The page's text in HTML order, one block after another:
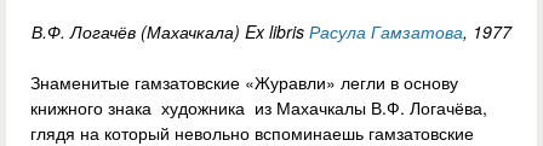
В.Ф. Логачёв (Махачкала) Ex libris Расула Гамзатова, 1977
Знаменитые гамзатовские «Журавли» легли в основу
книжного знака художника из Махачкалы В.Ф. Логачёва,
глядя на который невольно вспоминаешь гамзатовские